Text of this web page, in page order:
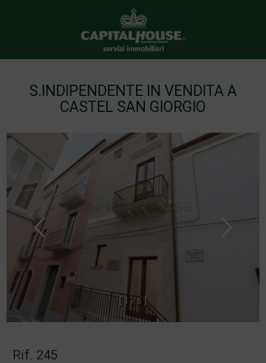
S.INDIPENDENTE IN VENDITA A
CASTEL SAN GIORGIO
[ 1 / 6 ]
Rif. 245